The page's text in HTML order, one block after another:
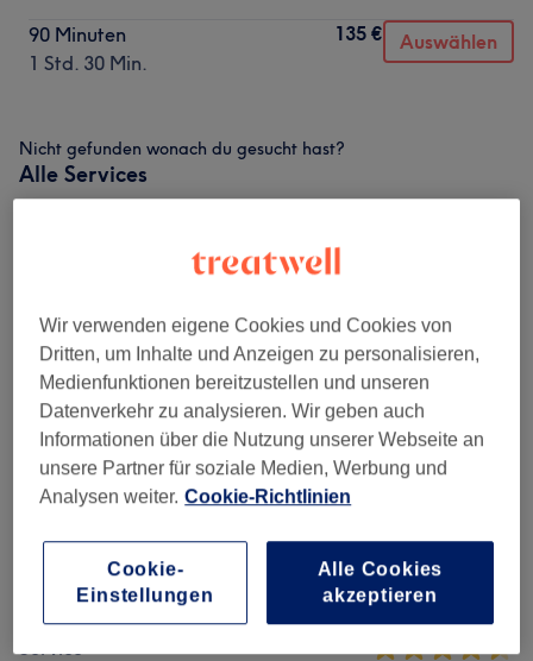
90 Minuten
1 Std. 30 Min.
135 € Auswählen
Nicht gefunden wonach du gesucht hast?
Alle Services
Salonbewertungen
4,8 341 Bewertungen
Sauberkeit
Service
Wir verwenden eigene Cookies und Cookies von
Dritten, um Inhalte und Anzeigen zu personalisieren,
Medienfunktionen bereitzustellen und unseren
Datenverkehr zu analysieren. Wir geben auch
Informationen über die Nutzung unserer Webseite an
unsere Partner für soziale Medien, Werbung und
Analysen weiter. Cookie-Richtlinien
Cookie-
Einstellungen
Alle Cookies
akzeptieren